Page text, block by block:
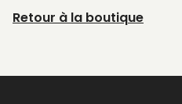
Retour à la boutique